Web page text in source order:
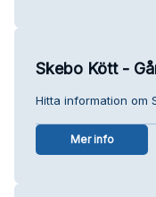
Skebo Kött -
Hitta information om
Mer info